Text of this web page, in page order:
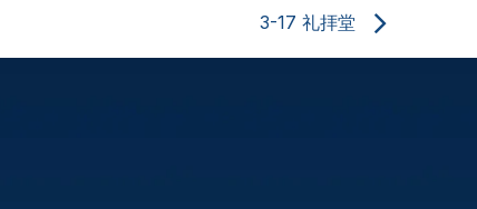
3-17 礼拝堂